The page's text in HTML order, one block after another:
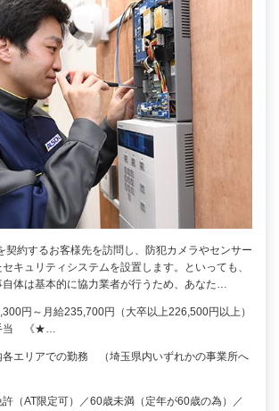
契約するお客様先を訪問し、防犯カメラやセンサー
セキュリティシステムを設置します。といっても、
自体は基本的に協力業者が行うため、あなた…
円～月給235,700円（大卒以上226,500円以上）
当 《★…
各エリアでの勤務 （埼玉県内いずれかの事業所へ
（AT限定可）／60歳未満（定年が60歳の為）／